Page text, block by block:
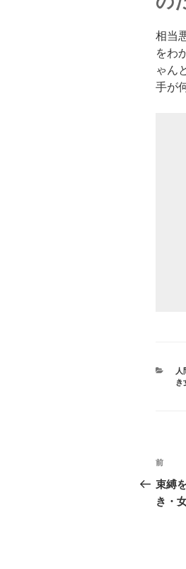
相当
をわ
ゃん
手が
カ
テ
人
き
投
稿
ナ
前
の
投
前
束縛
き・